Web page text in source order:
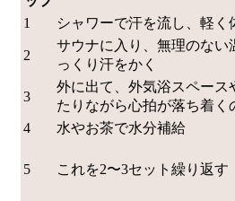
1
シャワーで汗を流し、軽く
2
サウナに入り、無理のない
っくり汗をかく
3
外に出て、外気浴スペース
たりながら心拍が落ち着く
4
水やお茶で水分補給
5 これを2〜3セット繰り返す